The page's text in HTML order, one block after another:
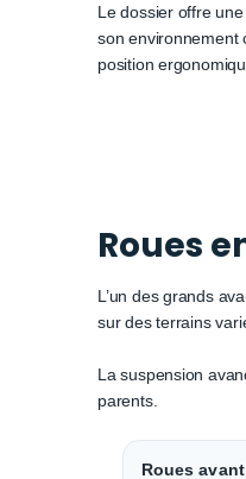
Le dossier offre
son environnement
position
Roues
L’un des grands
sur des terrains
La suspension
parents.
Roues